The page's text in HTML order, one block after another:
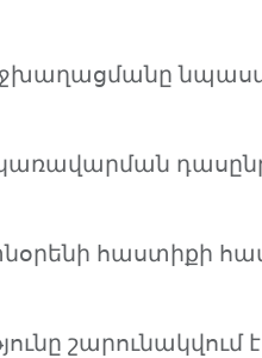
հաստիքի
շարունակվում